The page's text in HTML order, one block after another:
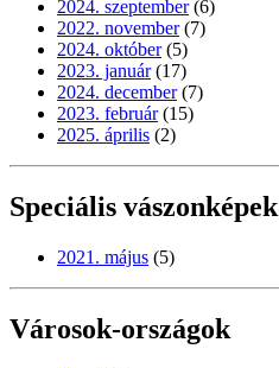
2024. szeptember (6)
2022. november (7)
2024. október (5)
2023. január (17)
2024. december (7)
2023. február (15)
2025. április (2)
Speciális vászonképek
2021. május (5)
Városok-országok